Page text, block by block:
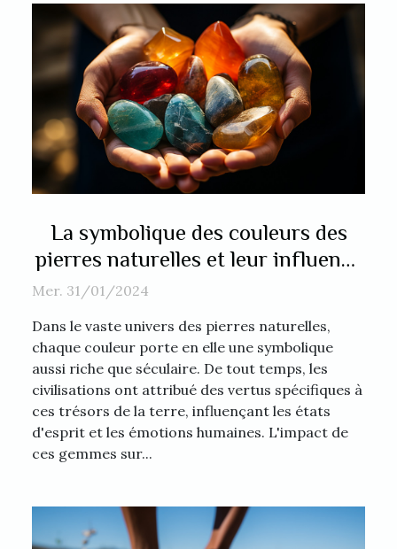
La symbolique des couleurs des
pierres naturelles et leur influence
sur la confiance en soi
Mer. 31/01/2024
Dans le vaste univers des pierres naturelles,
chaque couleur porte en elle une symbolique
aussi riche que séculaire. De tout temps, les
civilisations ont attribué des vertus spécifiques à
ces trésors de la terre, influençant les états
d'esprit et les émotions humaines. L'impact de
ces gemmes sur...